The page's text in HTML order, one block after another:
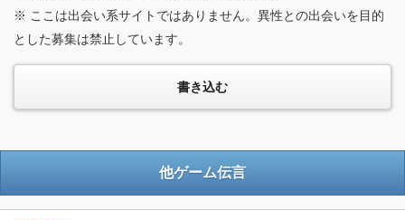
※ ここは出会い系サイトではありません。異性との出会いを目的
とした募集は禁止しています。
他ゲーム伝言